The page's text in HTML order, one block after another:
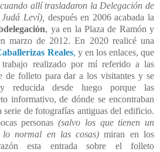
allí trasladaron la Delegación de
Leví), después en 2006 acabada la
, ya en la Plaza de Ramón y
marzo de 2012. En 2020 realicé una
Reales, y en los enlaces, que
realizado por mí referido a las
de folleto para dar a los visitantes y se
reducida desde luego porque las
informativo, de dónde se encontraban
serie de fotografías antiguas del edificio.
personas(salvo los que tienen un
normal en las cosas) miran en los
esta entrada sobre el folleto